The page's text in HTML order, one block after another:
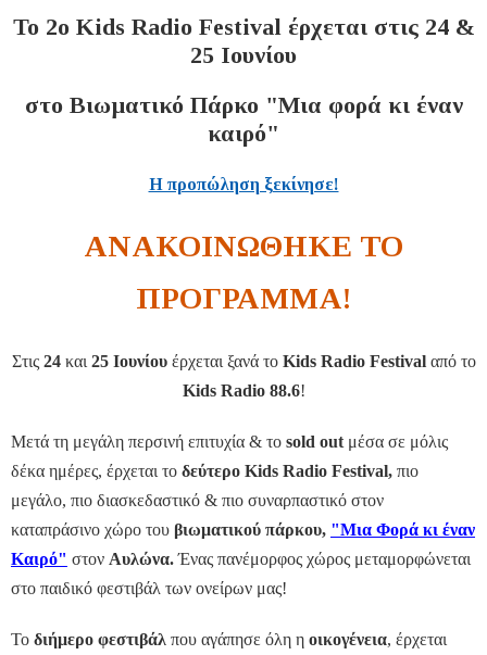
Το 2ο Kids Radio Festival έρχεται στις 24 &
25 Ιουνίου
στο Βιωματικό Πάρκο "Μια φορά κι έναν
καιρό"
Η προπώληση ξεκίνησε!
ΑΝΑΚΟΙΝΩΘΗΚΕ ΤΟ
ΠΡΟΓΡΑΜΜΑ!
Στις 24και 25 Ιουνίουέρχεται ξανά το Kids Radio Festivalαπό το
Kids Radio 88.6!
Μετά τη μεγάλη περσινή επιτυχία & το sold out μέσα σε μόλις
δέκα ημέρες, έρχεται το δεύτερο Kids Radio Festival, πιο
μεγάλο, πιο διασκεδαστικό & πιο συναρπαστικό στον
καταπράσινο χώρο του βιωματικού πάρκου, "Μια Φορά κι έναν
Καιρό" στον Αυλώνα.Ένας πανέμορφος χώρος μεταμορφώνεται
στο παιδικό φεστιβάλ των ονείρων μας!
Το διήμερο φεστιβάλ που αγάπησε όλη η οικογένεια, έρχεται